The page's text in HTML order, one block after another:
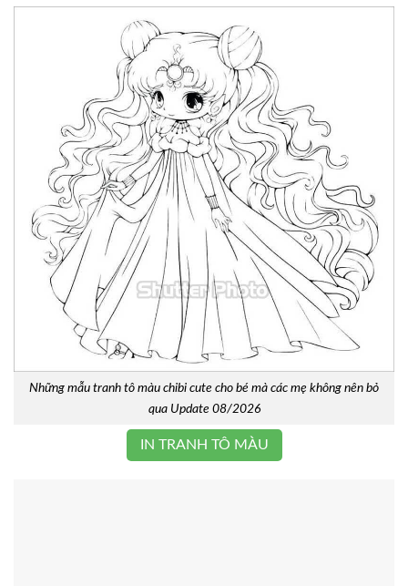
Những mẫu tranh tô màu chibi cute cho bé mà các mẹ không nên bỏ
qua Update 08/2026
IN TRANH TÔ MÀU